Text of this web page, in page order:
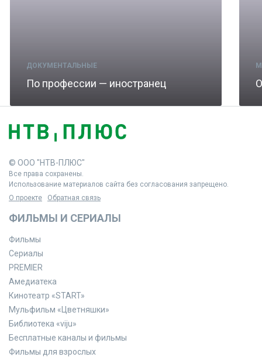
ДОКУМЕНТАЛЬНЫЕ
По профессии — иностранец
© ООО "НТВ-ПЛЮС"
Все права сохранены.
Использование материалов сайта без согласования запрещено.
О проекте
Обратная связь
ФИЛЬМЫ И СЕРИАЛЫ
Фильмы
Сериалы
PREMIER
Амедиатека
Кинотеатр «START»
Мульфильм «Цветняшки»
Библиотека «viju»
Бесплатные каналы и фильмы
Фильмы для взрослых